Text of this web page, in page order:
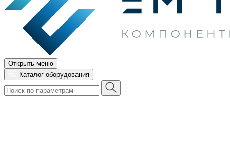
Открыть меню
Каталог оборудования